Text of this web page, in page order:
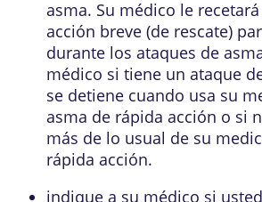
asma. Su médico le
acción breve (de rescate)
durante los ataques de
médico si tiene un ataque
se detiene cuando usa su
asma de rápida acción o si
más de lo usual de su
rápida acción.
indique a su médico si